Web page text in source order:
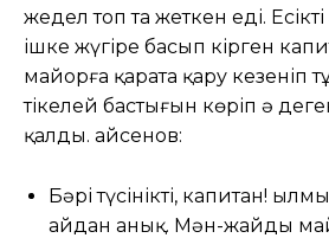
жедел топ та жеткен еді.
ішке жүгіре басып кірген
майорға қарата қару кезеніп
тікелей бастығын көріп ә
қалды. Қайсенов:
Бәрі түсінікті, капитан!
айдан анық. Мән-жайды